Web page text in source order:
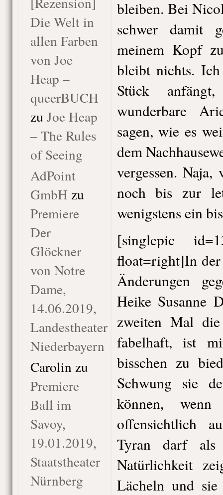
Die Welt in
allen Farben
von Joe
Heap –
queerBUCH
zu Joe Heap
– The Rules
of Seeing
AdPoint
GmbH zu
Premiere
Der
Glöckner
von Notre
Dame,
14.06.2019,
Landestheater
Niederbayern
Carolin zu
Premiere
Ball im
Savoy,
19.01.2019,
Staatstheater
Nürnberg
bleiben. Bei
schwer damit
meinem Kopf
bleibt nichts.
Stück
wunderbare
sagen, wie es
dem
vergessen.
noch bis zur
wenigstens ein
[singlepic
float=right]In der
Änderungen
Heike Susanne
zweiten Mal
fabelhaft, ist
bisschen zu
Schwung sie
können,
offensichtlich
Tyran darf als
Natürlichkeit
Lächeln und